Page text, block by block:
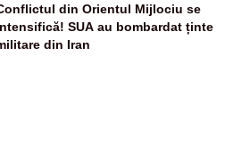
din Orientul Mijlociu se
SUA au bombardat ținte
din Iran